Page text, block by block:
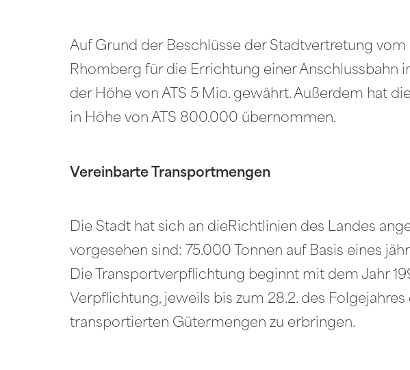
Auf Grund der Beschlüsse der Stadtvertretung vom
Rhomberg für die Errichtung einer Anschlussbahn
der Höhe von ATS 5 Mio. gewährt. Außerdem hat
in Höhe von ATS 800.000 übernommen.
Vereinbarte Transportmengen
Die Stadt hat sich an dieRichtlinien des Landes
vorgesehen sind: 75.000 Tonnen auf Basis eines
Die Transportverpflichtung beginnt mit dem Jahr
Verpflichtung, jeweils bis zum 28.2. des
transportierten Gütermengen zu erbringen.